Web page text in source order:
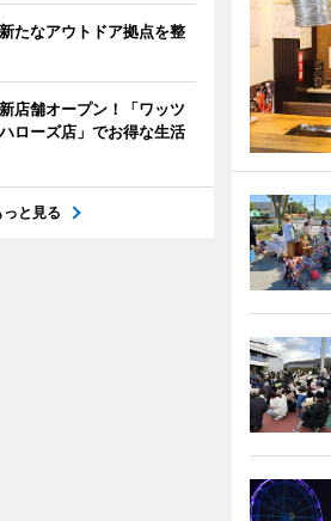
たなアウトドア拠点を整
店舗オープン！「ワッツ
ローズ店」でお得な生活
っと見る